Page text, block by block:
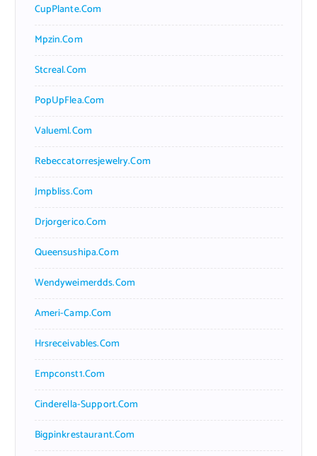
CupPlante.com
Mpzin.com
Stcreal.com
PopUpFlea.com
Valueml.com
Rebeccatorresjewelry.com
Jmpbliss.com
Drjorgerico.com
Queensushipa.com
Wendyweimerdds.com
Ameri-Camp.com
Hrsreceivables.com
Empconst1.com
Cinderella-Support.com
Bigpinkrestaurant.com